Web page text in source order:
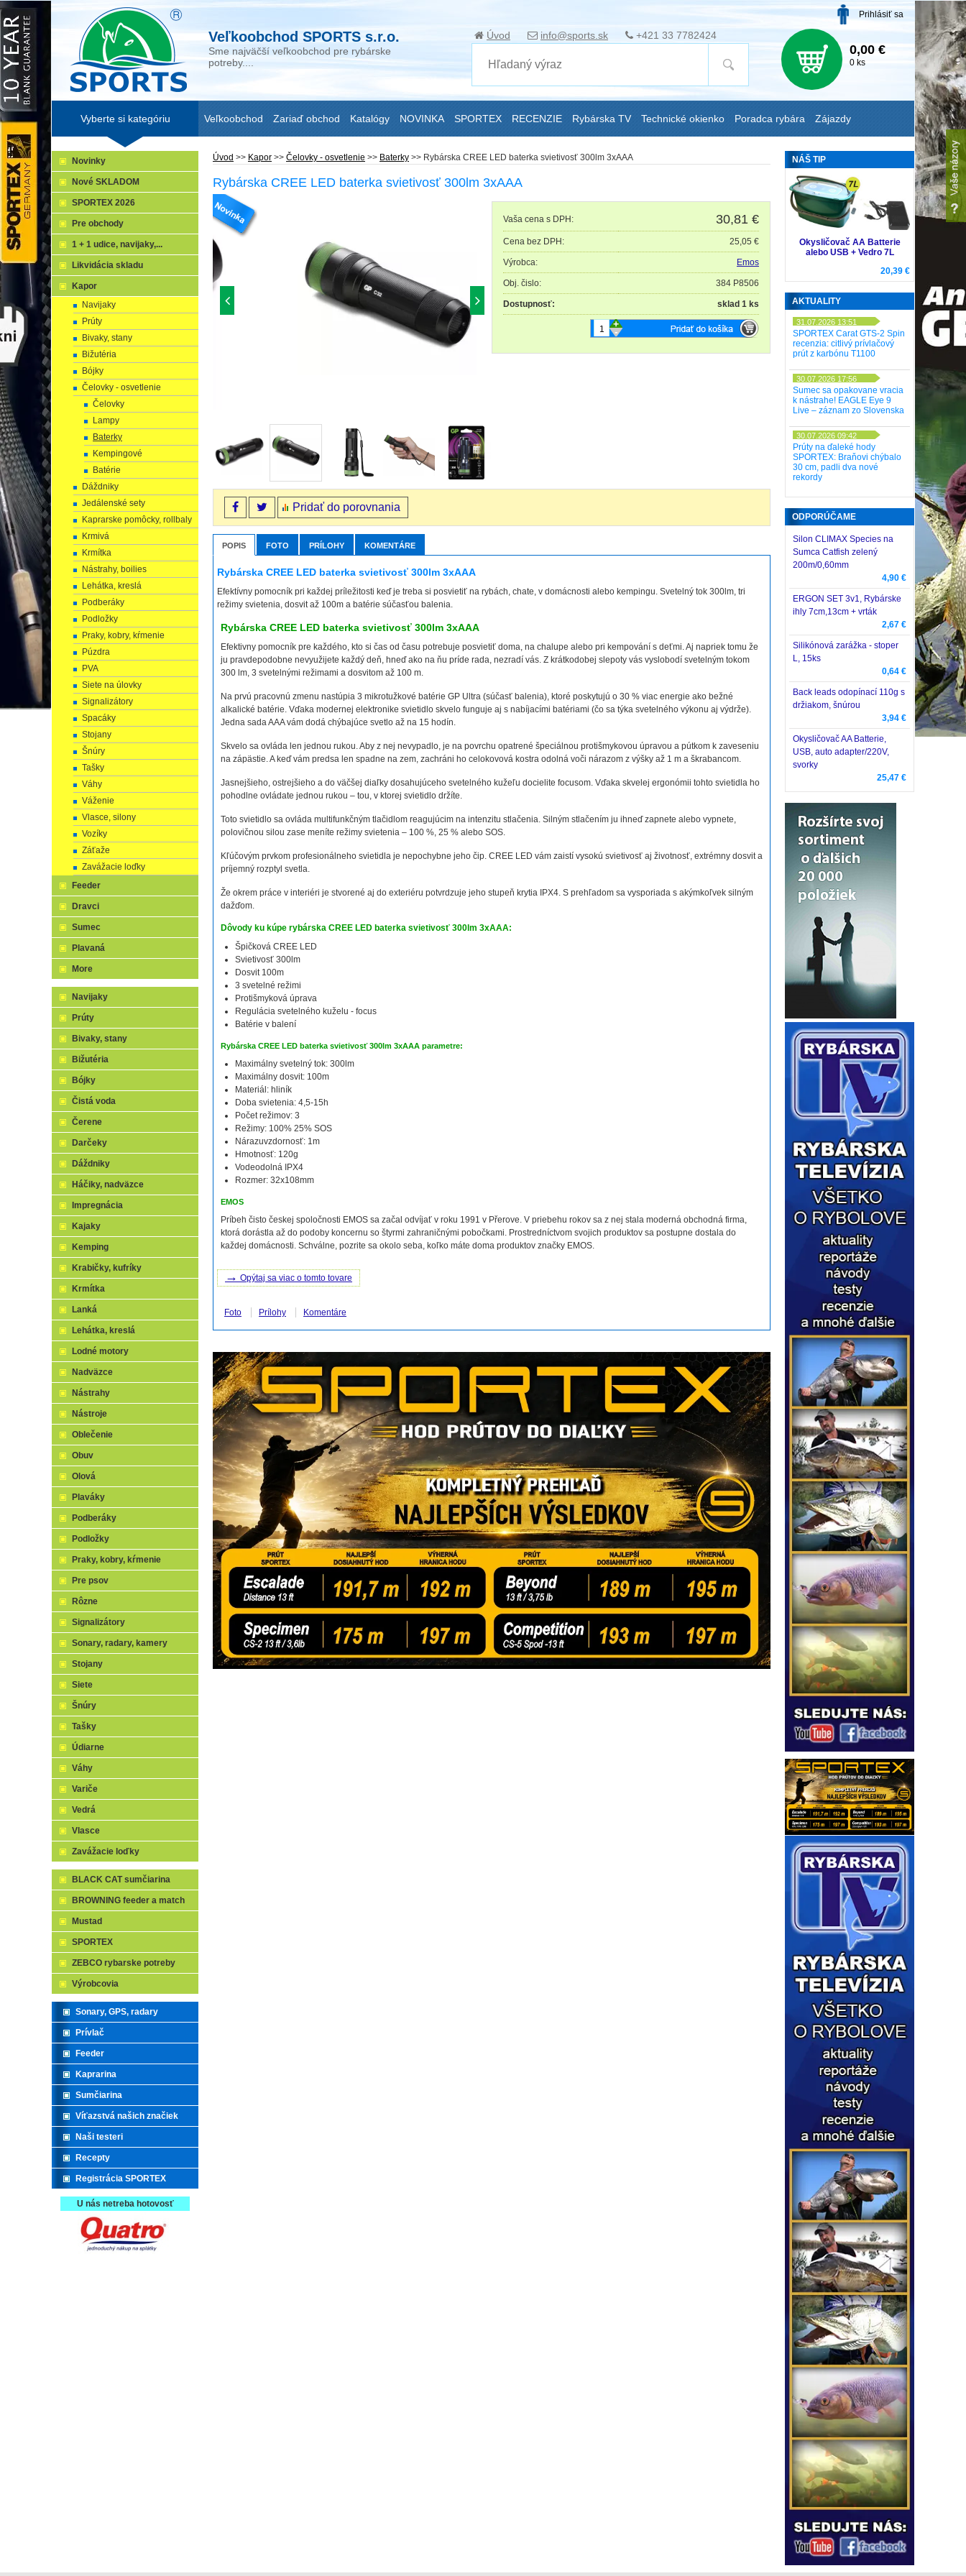
Veľkoobchod SPORTS s.r.o.
Sme najväčší veľkoobchod pre rybárske
potreby....
Úvod info@sports.sk +421 33 7782424
Prihlásiť sa
0,00 €
0 ks
Úvod >> Kapor >> Čelovky - osvetlenie >> Baterky >> Rybárska CREE LED baterka svietivosť 300lm 3xAAA
Rybárska CREE LED baterka svietivosť 300lm 3xAAA
Vaša cena s DPH: 30,81 €
Cena bez DPH: 25,05 €
Výrobca: Emos
Obj. čislo: 384 P8506
Dostupnosť: sklad 1 ks
-
+
Pridať do porovnania
POPIS FOTO PRÍLOHY KOMENTÁRE
Rybárska CREE LED baterka svietivosť 300lm 3xAAA
Efektívny pomocník pri každej príležitosti keď je treba si posvietiť na rybách, chate, v domácnosti alebo kempingu. Svetelný tok 300lm, tri
režimy svietenia, dosvit až 100m a batérie súčasťou balenia.
Rybárska CREE LED baterka svietivosť 300lm 3xAAA
Efektivny pomocník pre každého, kto si čas od času potrebuje posvietiť doma, na chalupe alebo pri kempování s deťmi. Aj napriek tomu že
ju pravdepodobne nevyužijete každý deň, hneď ako na ňu príde rada, nezradí vás. Z krátkodobej slepoty vás vyslobodí svetelným tokom
300 lm, 3 svetelnými režimami a dosvitom až 100 m.
Na prvú pracovnú zmenu nastúpia 3 mikrotužkové batérie GP Ultra (súčasť balenia), ktoré poskytujú o 30 % viac energie ako bežné
alkalické batérie. Vďaka modernej elektronike svietidlo skvelo funguje aj s nabíjacími batériami (čo sa týka svetelného výkonu aj výdrže).
Jedna sada AAA vám dodá chýbajúce svetlo až na 15 hodín.
Skvelo sa ovláda len jednou rukou. Aby z nej nevypadlo, je na povrchu opatrené špeciálnou protišmykovou úpravou a pútkom k zaveseniu
na zápästie. A keď vám predsa len spadne na zem, zachráni ho celokovová kostra odolná voči nárazom z výšky až 1 m a škrabancom.
Jasnejšieho, ostrejšieho a do väčšej diaľky dosahujúceho svetelného kužeľu docielite focusom. Vďaka skvelej ergonómii tohto svietidla ho
pohodlne ovládate jednou rukou – tou, v ktorej svietidlo držíte.
Toto svietidlo sa ovláda multifunkčným tlačidlom reagujúcim na intenzitu stlačenia. Silným stlačením ju ihneď zapnete alebo vypnete,
polovičnou silou zase meníte režimy svietenia – 100 %, 25 % alebo SOS.
Kľúčovým prvkom profesionálneho svietidla je nepochybne jeho čip. CREE LED vám zaistí vysokú svietivosť aj životnosť, extrémny dosvit a
príjemný rozptyl svetla.
Že okrem práce v interiéri je stvorené aj do exteriéru potvrdzuje jeho stupeň krytia IPX4. S prehľadom sa vysporiada s akýmkoľvek silným
dažďom.
Dôvody ku kúpe rybárska CREE LED baterka svietivosť 300lm 3xAAA:
Špičková CREE LED
Svietivosť 300lm
Dosvit 100m
3 svetelné režimi
Protišmyková úprava
Regulácia svetelného kuželu - focus
Batérie v balení
Rybárska CREE LED baterka svietivosť 300lm 3xAAA parametre:
Maximálny svetelný tok: 300lm
Maximálny dosvit: 100m
Materiál: hliník
Doba svietenia: 4,5-15h
Počet režimov: 3
Režimy: 100% 25% SOS
Nárazuvzdornosť: 1m
Hmotnosť: 120g
Vodeodolná IPX4
Rozmer: 32x108mm
EMOS
Príbeh čisto českej spoločnosti EMOS sa začal odvíjať v roku 1991 v Přerove. V priebehu rokov sa z nej stala moderná obchodná firma,
ktorá dorástla až do podoby koncernu so štyrmi zahraničnými pobočkami. Prostredníctvom svojich produktov sa postupne dostala do
každej domácnosti. Schválne, pozrite sa okolo seba, koľko máte doma produktov značky EMOS.
→ Opýtaj sa viac o tomto tovare
Foto Prílohy Komentáre
Novinky
Nové SKLADOM
SPORTEX 2026
Pre obchody
1 + 1 udice, navijaky,...
Likvidácia skladu
Kapor
Navijaky
Prúty
Bivaky, stany
Bižutéria
Bójky
Čelovky - osvetlenie
Čelovky
Lampy
Baterky
Kempingové
Batérie
Dáždniky
Jedálenské sety
Kaprarske pomôcky, rollbaly
Krmivá
Krmítka
Nástrahy, boilies
Lehátka, kreslá
Podberáky
Podložky
Praky, kobry, kŕmenie
Púzdra
PVA
Siete na úlovky
Signalizátory
Spacáky
Stojany
Šnúry
Tašky
Váhy
Váženie
Vlasce, silony
Vozíky
Záťaže
Zavážacie loďky
Feeder
Dravci
Sumec
Plavaná
More
Navijaky
Prúty
Bivaky, stany
Bižutéria
Bójky
Čistá voda
Čerene
Darčeky
Dáždniky
Háčiky, nadväzce
Impregnácia
Kajaky
Kemping
Krabičky, kufríky
Krmítka
Lanká
Lehátka, kreslá
Lodné motory
Nadväzce
Nástrahy
Nástroje
Oblečenie
Obuv
Olová
Plaváky
Podberáky
Podložky
Praky, kobry, kŕmenie
Pre psov
Rôzne
Signalizátory
Sonary, radary, kamery
Stojany
Siete
Šnúry
Tašky
Údiarne
Váhy
Variče
Vedrá
Vlasce
Zavážacie loďky
BLACK CAT sumčiarina
BROWNING feeder a match
Mustad
SPORTEX
ZEBCO rybarske potreby
Výrobcovia
Sonary, GPS, radary
Prívlač
Feeder
Kaprarina
Sumčiarina
Víťazstvá našich značiek
Naši testeri
Recepty
Registrácia SPORTEX
U nás netreba hotovosť
NÁŠ TIP
Okysličovač AA Batterie
alebo USB + Vedro 7L
20,39 €
AKTUALITY
31.07.2026 13:51
SPORTEX Carat GTS-2 Spin
recenzia: citlivý prívlačový
prút z karbónu T1100
30.07.2026 17:56
Sumec sa opakovane vracia
k nástrahe! EAGLE Eye 9
Live – záznam zo Slovenska
30.07.2026 09:42
Prúty na ďaleké hody
SPORTEX: Braňovi chýbalo
30 cm, padli dva nové
rekordy
ODPORÚČAME
Silon CLIMAX Species na
Sumca Catfish zelený
200m/0,60mm
4,90 €
ERGON SET 3v1, Rybárske
ihly 7cm,13cm + vrták
2,67 €
Silikónová zarážka - stoper
L, 15ks
0,64 €
Back leads odopínací 110g s
držiakom, šnúrou
3,94 €
Okysličovač AA Batterie,
USB, auto adapter/220V,
svorky
25,47 €
Vyberte si kategóriu Veľkoobchod Zariaď obchod Katalógy NOVINKA SPORTEX RECENZIE Rybárska TV Technické okienko Poradca rybára Zájazdy